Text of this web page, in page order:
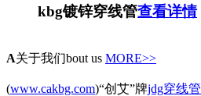
kbg镀锌穿线管查看详情
A关于我们bout us MORE>>
(www.cakbg.com)“创艾”牌jdg穿线管